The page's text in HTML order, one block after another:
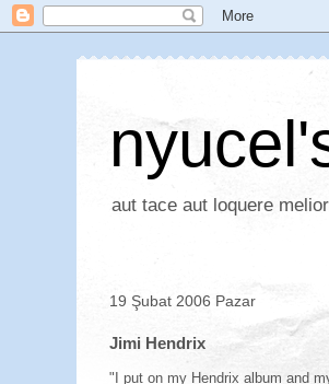
aut tace aut loquere
19 Şubat 2006 Pazar
Jimi Hendrix
"I put on my Hendrix album and